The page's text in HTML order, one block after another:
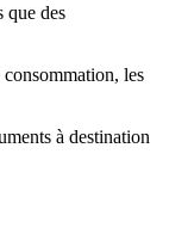
que des
les
à destination